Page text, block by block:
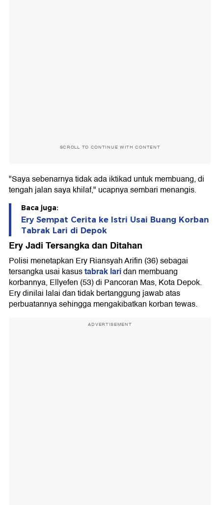
SCROLL TO CONTINUE WITH CONTENT
"Saya sebenarnya tidak ada iktikad untuk membuang, di
tengah jalan saya khilaf," ucapnya sembari menangis.
Baca juga:
Ery Sempat Cerita ke Istri Usai Buang Korban
Tabrak Lari di Depok
Ery Jadi Tersangka dan Ditahan
Polisi menetapkan Ery Riansyah Arifin (36) sebagai
tersangka usai kasustabrak laridan membuang
korbannya, Ellyefen (53) di Pancoran Mas, Kota Depok.
Ery dinilai lalai dan tidak bertanggung jawab atas
perbuatannya sehingga mengakibatkan korban tewas.
ADVERTISEMENT